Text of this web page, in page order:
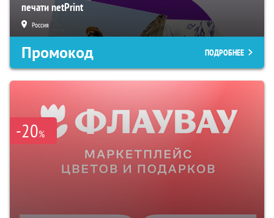
печати netPrint
Россия
Промокод ПОДРОБНЕЕ
-20%